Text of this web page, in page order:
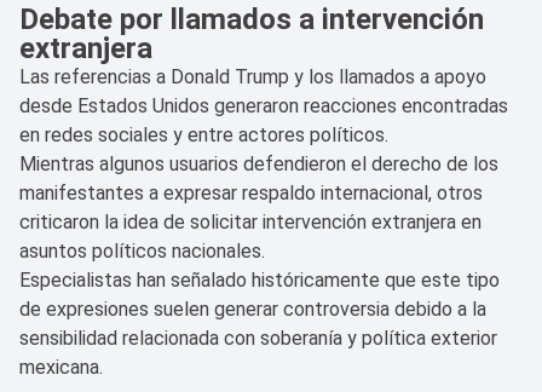
Debate por llamados a intervención
extranjera
Las referencias a Donald Trump y los llamados a apoyo
desde Estados Unidos generaron reacciones encontradas
en redes sociales y entre actores políticos.
Mientras algunos usuarios defendieron el derecho de los
manifestantes a expresar respaldo internacional, otros
criticaron la idea de solicitar intervención extranjera en
asuntos políticos nacionales.
Especialistas han señalado históricamente que este tipo
de expresiones suelen generar controversia debido a la
sensibilidad relacionada con soberanía y política exterior
mexicana.